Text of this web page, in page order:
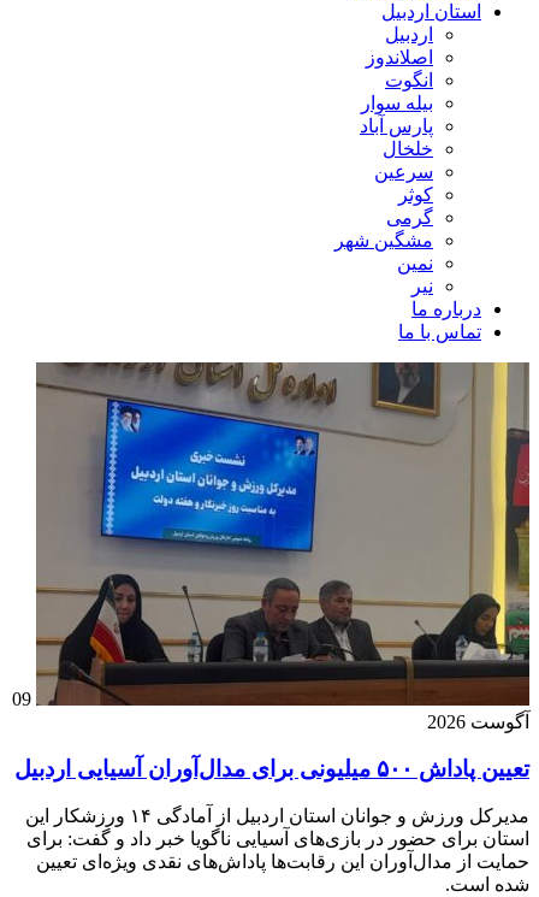
استان اردبیل
اردبیل
اصلاندوز
انگوت
بیله سوار
پارس آباد
خلخال
سرعین
کوثر
گرمی
مشگین شهر
نمین
نیر
درباره ما
تماس با ما
09
آگوست 2026
تعیین پاداش ۵۰۰ میلیونی برای مدال‌آوران آسیایی اردبیل
مدیرکل ورزش و جوانان استان اردبیل از آمادگی ۱۴ ورزشکار این
استان برای حضور در بازی‌های آسیایی ناگویا خبر داد و گفت: برای
حمایت از مدال‌آوران این رقابت‌ها پاداش‌های نقدی ویژه‌ای تعیین
شده است.